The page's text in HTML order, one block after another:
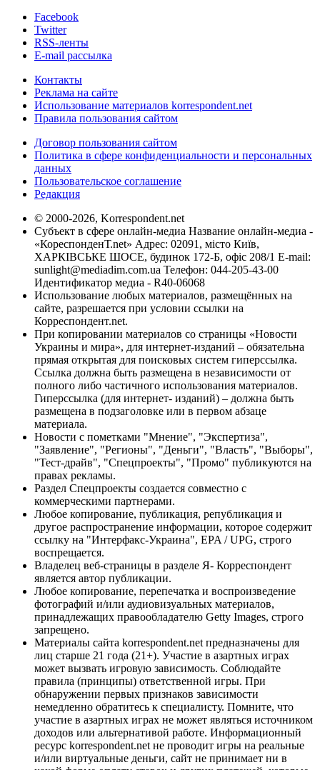
Facebook
Twitter
RSS-ленты
E-mail рассылка
Контакты
Реклама на сайте
Использование материалов korrespondent.net
Правила пользования сайтом
Договор пользования сайтом
Политика в сфере конфиденциальности и персональных
данных
Пользовательское соглашение
Редакция
© 2000-2026, Korrespondent.net
Субъект в сфере онлайн-медиа Название онлайн-медиа -
«КореспонденТ.net» Адрес: 02091, місто Київ,
ХАРКІВСЬКЕ ШОСЕ, будинок 172-Б, офіс 208/1 E-mail:
sunlight@mediadim.com.ua Телефон: 044-205-43-00
Идентификатор медиа - R40-06068
Использование любых материалов, размещённых на
сайте, разрешается при условии ссылки на
Корреспондент.net.
При копировании материалов со страницы «Новости
Украины и мира», для интернет-изданий – обязательна
прямая открытая для поисковых систем гиперссылка.
Ссылка должна быть размещена в независимости от
полного либо частичного использования материалов.
Гиперссылка (для интернет- изданий) – должна быть
размещена в подзаголовке или в первом абзаце
материала.
Новости с пометками "Мнение", "Экспертиза",
"Заявление", "Регионы", "Деньги", "Власть", "Выборы",
"Тест-драйв", "Спецпроекты", "Промо" публикуются на
правах рекламы.
Раздел Спецпроекты создается совместно с
коммерческими партнерами.
Любое копирование, публикация, републикация и
другое распространение информации, которое содержит
ссылку на "Интерфакс-Украина", EPA / UPG, строго
воспрещается.
Владелец веб-страницы в разделе Я- Корреспондент
является автор публикации.
Любое копирование, перепечатка и воспроизведение
фотографий и/или аудиовизуальных материалов,
принадлежащих правообладателю Getty Images, строго
запрещено.
Материалы сайта korrespondent.net предназначены для
лиц старше 21 года (21+). Участие в азартных играх
может вызвать игровую зависимость. Соблюдайте
правила (принципы) ответственной игры. При
обнаружении первых признаков зависимости
немедленно обратитесь к специалисту. Помните, что
участие в азартных играх не может являться источником
доходов или альтернативой работе. Информационный
ресурс korrespondent.net не проводит игры на реальные
и/или виртуальные деньги, сайт не принимает ни в